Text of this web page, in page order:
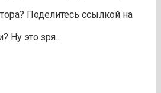
Поделитесь ссылкой на
Ну это зря...